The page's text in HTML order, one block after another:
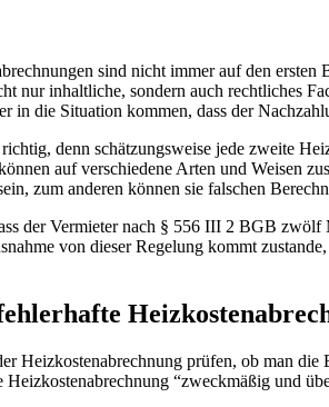
sind nicht immer auf den
nur inhaltliche, sondern auch rechtliches
in die Situation kommen, dass der
denn schätzungsweise jede zweite
auf verschiedene Arten und Weisen
zum anderen können sie falschen
der Vermieter nach § 556 III 2 BGB zwölf
von dieser Regelung kommt
Heizkostenabrechnung prüfen, ob man die
Heizkostenabrechnung “zweckmäßig und